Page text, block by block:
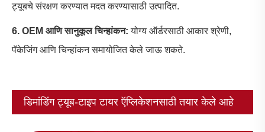
ट्यूबचे संरक्षण करण्यात मदत करण्यासाठी उत्पादित.
6. OEM आणि सानुकूल चिन्हांकन: योग्य ऑर्डरसाठी आकार श्रेणी,
पॅकेजिंग आणि चिन्हांकन समायोजित केले जाऊ शकते.
डिमांडिंग ट्यूब-टाइप टायर ऍप्लिकेशनसाठी तयार केले आहे